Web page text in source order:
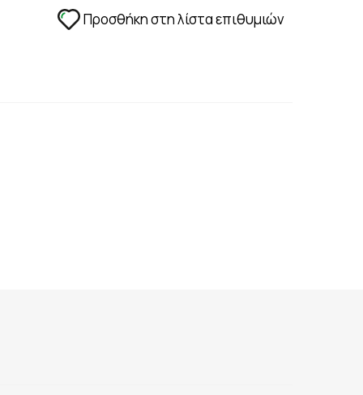
ΣΤΥΤΙΚΗ ΔΥΣΛΕΙΤΟΥΡΓΙΑ - ΧΑΜΗΛΗ LIBIDO
Προσθήκη στη λίστα επιθυμιών